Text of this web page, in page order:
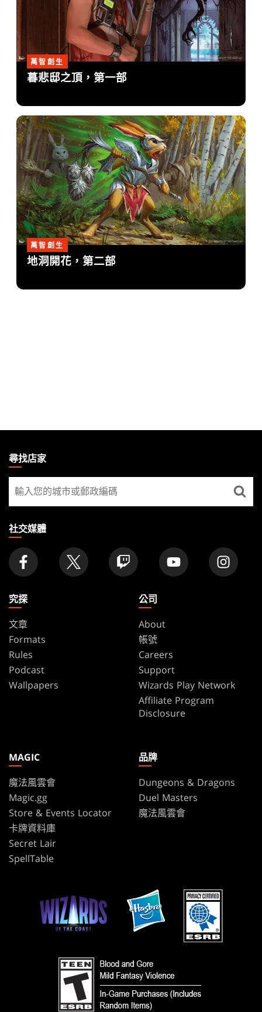
萬智創生
暮悲邸之頂，第一部
萬智創生
地洞開花，第二部
THE
GATHERING
FOOTER
尋找店家
尋
找
家
社交媒體
究探
文章
Formats
Rules
Podcast
Wallpapers
公司
About
帳號
Careers
Support
Wizards Play Network
Affiliate Program
Disclosure
MAGIC
魔法風雲會
Magic.gg
Store & Events Locator
卡牌資料庫
Secret Lair
SpellTable
品牌
Dungeons & Dragons
Duel Masters
魔法風雲會